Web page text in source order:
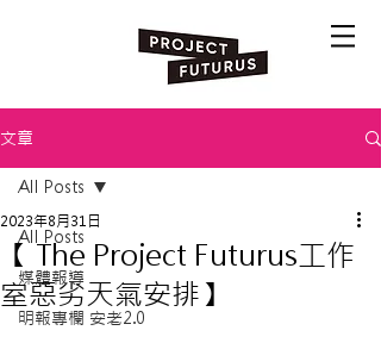
文章
All Posts
媒體報導
明報專欄 安老2.0
All Posts
【 The Project Futurus工作
室惡劣天氣安排】
2023年8月31日